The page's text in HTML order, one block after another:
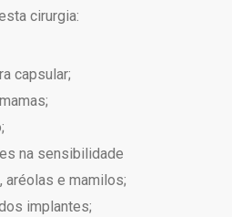
cirurgia:
capsular;
na sensibilidade
aréolas e mamilos;
implantes;